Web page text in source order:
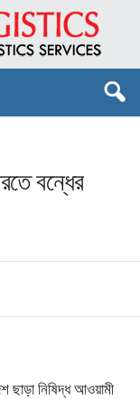
বন্ধের
নিষিদ্ধ আওয়ামী